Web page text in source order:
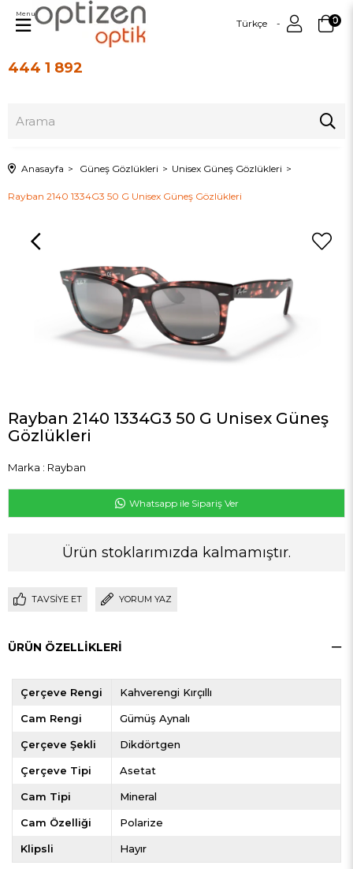
444 1 892
Türkçe 0
Menu
Anasayfa Güneş Gözlükleri Unisex Güneş Gözlükleri
Rayban 2140 1334G3 50 G Unisex Güneş Gözlükleri
Rayban 2140 1334G3 50 G Unisex Güneş
Gözlükleri
Marka : Rayban
Whatsapp ile Sipariş Ver
Ürün stoklarımızda kalmamıştır.
TAVSIYE ET YORUM YAZ
ÜRÜN ÖZELLIKLERI
Çerçeve Rengi Kahverengi Kırçıllı
Cam Rengi Gümüş Aynalı
Çerçeve Şekli Dikdörtgen
Çerçeve Tipi Asetat
Cam Tipi Mineral
Cam Özelliği Polarize
Klipsli Hayır